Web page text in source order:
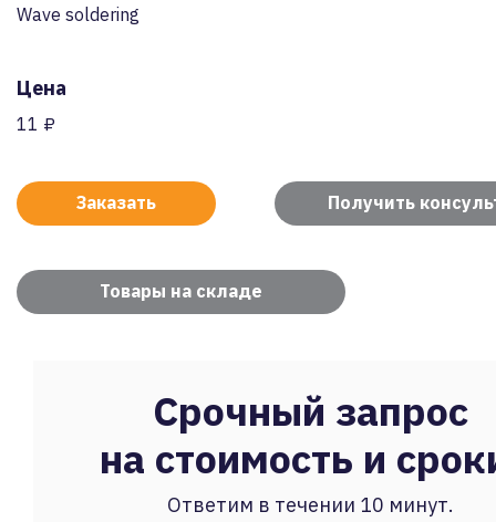
Wave soldering
Цена
11 ₽
Заказать Получить
Товары на складе
Срочный запрос
на стоимость и
Ответим в течении 10 минут.